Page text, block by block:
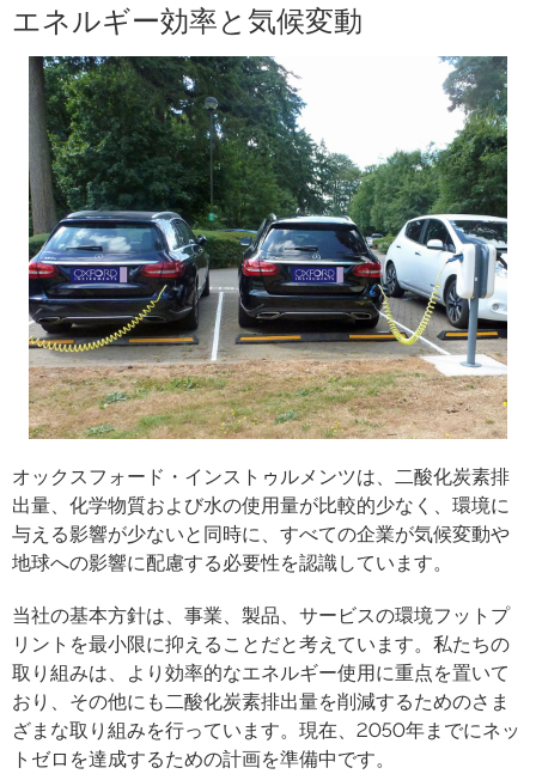
エネルギー効率と気候変動
オックスフォード・インストゥルメンツは、二酸化炭素排
出量、化学物質および水の使用量が比較的少なく、環境に
与える影響が少ないと同時に、すべての企業が気候変動や
地球への影響に配慮する必要性を認識しています。
当社の基本方針は、事業、製品、サービスの環境フットプ
リントを最小限に抑えることだと考えています。私たちの
取り組みは、より効率的なエネルギー使用に重点を置いて
おり、その他にも二酸化炭素排出量を削減するためのさま
ざまな取り組みを行っています。現在、2050年までにネッ
トゼロを達成するための計画を準備中です。